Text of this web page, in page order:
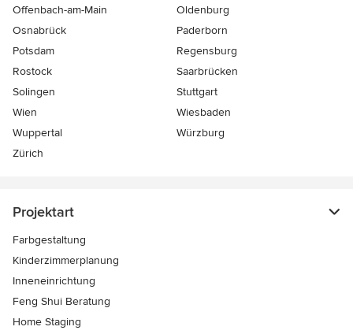
Offenbach-am-Main
Oldenburg
Osnabrück
Paderborn
Potsdam
Regensburg
Rostock
Saarbrücken
Solingen
Stuttgart
Wien
Wiesbaden
Wuppertal
Würzburg
Zürich
Projektart
Farbgestaltung
Kinderzimmerplanung
Inneneinrichtung
Feng Shui Beratung
Home Staging